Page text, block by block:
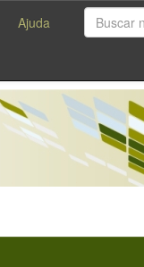
Ajuda